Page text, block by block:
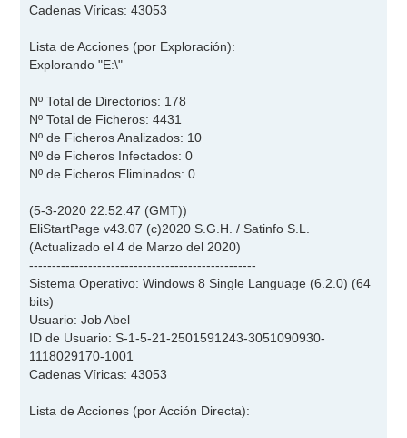
Cadenas Víricas: 43053
Lista de Acciones (por Exploración):
Explorando "E:\"
Nº Total de Directorios: 178
Nº Total de Ficheros: 4431
Nº de Ficheros Analizados: 10
Nº de Ficheros Infectados: 0
Nº de Ficheros Eliminados: 0
(5-3-2020 22:52:47 (GMT))
EliStartPage v43.07 (c)2020 S.G.H. / Satinfo S.L.
(Actualizado el 4 de Marzo del 2020)
--------------------------------------------------
Sistema Operativo: Windows 8 Single Language (6.2.0) (64
bits)
Usuario: Job Abel
ID de Usuario: S-1-5-21-2501591243-3051090930-
1118029170-1001
Cadenas Víricas: 43053
Lista de Acciones (por Acción Directa):